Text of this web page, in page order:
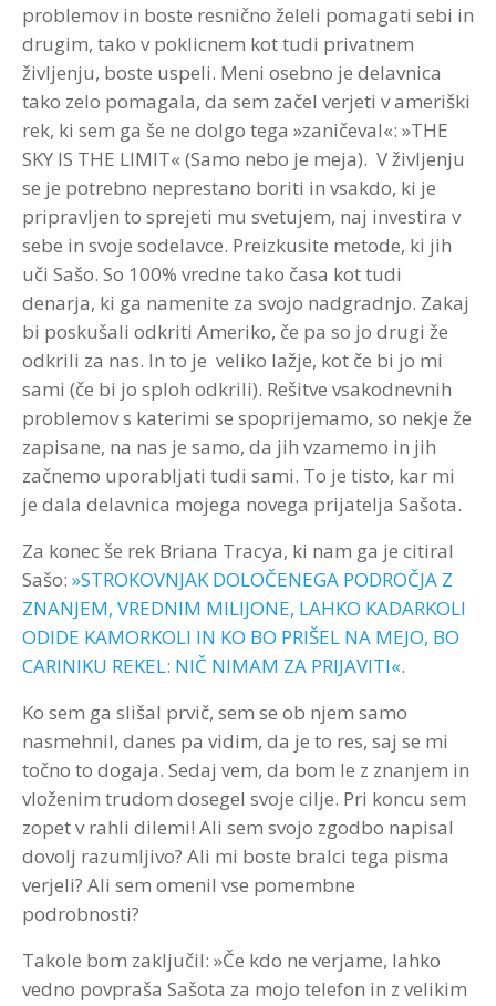
problemov in boste resnično želeli pomagati sebi in
drugim, tako v poklicnem kot tudi privatnem
življenju, boste uspeli. Meni osebno je delavnica
tako zelo pomagala, da sem začel verjeti v ameriški
rek, ki sem ga še ne dolgo tega »zaničeval«: »THE
SKY IS THE LIMIT« (Samo nebo je meja). V življenju
se je potrebno neprestano boriti in vsakdo, ki je
pripravljen to sprejeti mu svetujem, naj investira v
sebe in svoje sodelavce. Preizkusite metode, ki jih
uči Sašo. So 100% vredne tako časa kot tudi
denarja, ki ga namenite za svojo nadgradnjo. Zakaj
bi poskušali odkriti Ameriko, če pa so jo drugi že
odkrili za nas. In to je veliko lažje, kot če bi jo mi
sami (če bi jo sploh odkrili). Rešitve vsakodnevnih
problemov s katerimi se spoprijemamo, so nekje že
zapisane, na nas je samo, da jih vzamemo in jih
začnemo uporabljati tudi sami. To je tisto, kar mi
je dala delavnica mojega novega prijatelja Sašota.
Za konec še rek Briana Tracya, ki nam ga je citiral
Sašo: »STROKOVNJAK DOLOČENEGA PODROČJA Z
ZNANJEM, VREDNIM MILIJONE, LAHKO KADARKOLI
ODIDE KAMORKOLI IN KO BO PRIŠEL NA MEJO, BO
CARINIKU REKEL: NIČ NIMAM ZA PRIJAVITI«.
Ko sem ga slišal prvič, sem se ob njem samo
nasmehnil, danes pa vidim, da je to res, saj se mi
točno to dogaja. Sedaj vem, da bom le z znanjem in
vloženim trudom dosegel svoje cilje. Pri koncu sem
zopet v rahli dilemi! Ali sem svojo zgodbo napisal
dovolj razumljivo? Ali mi boste bralci tega pisma
verjeli? Ali sem omenil vse pomembne
podrobnosti?
Takole bom zaključil: »Če kdo ne verjame, lahko
vedno povpraša Sašota za mojo telefon in z velikim